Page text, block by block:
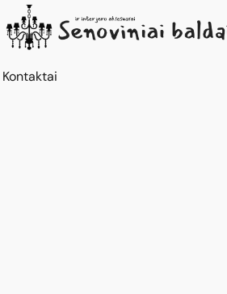
Kontaktai